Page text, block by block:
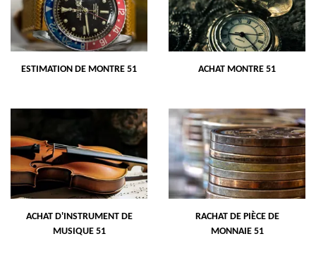
ESTIMATION DE MONTRE 51 ACHAT MONTRE 51
ACHAT D'INSTRUMENT DE
MUSIQUE 51
RACHAT DE PIÈCE DE
MONNAIE 51